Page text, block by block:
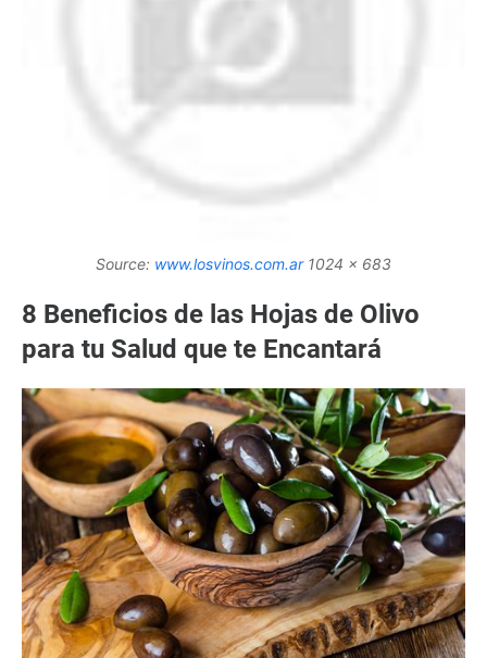
Source: www.losvinos.com.ar1024 x 683
8 Beneficios de las Hojas de Olivo
para tu Salud que te Encantará